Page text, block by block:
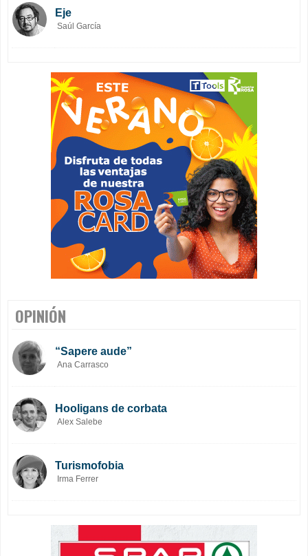
Eje
Saúl García
OPINIÓN
“Sapere aude”
Ana Carrasco
Hooligans de corbata
Alex Salebe
Turismofobia
Irma Ferrer